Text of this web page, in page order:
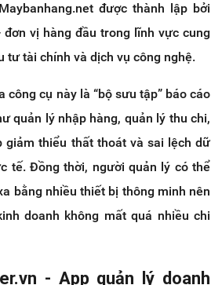
được thành lập bởi
đơn vị hàng đầu trong lĩnh vực cung
tư tài chính và dịch vụ công nghệ.
công cụ này là “bộ sưu tập” báo cáo
quản lý nhập hàng, quản lý thu chi,
giảm thiểu thất thoát và sai lệch dữ
tế. Đồng thời, người quản lý có thể
bằng nhiều thiết bị thông minh nên
doanh không mất quá nhiều chi
- App quản lý doanh